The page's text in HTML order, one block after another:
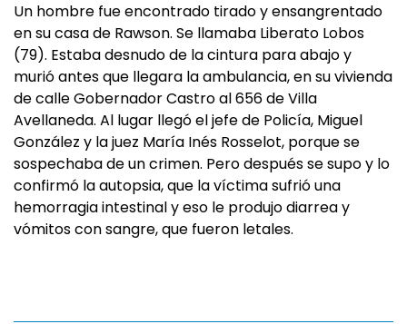
Un hombre fue encontrado tirado y ensangrentado
en su casa de Rawson. Se llamaba Liberato Lobos
(79). Estaba desnudo de la cintura para abajo y
murió antes que llegara la ambulancia, en su vivienda
de calle Gobernador Castro al 656 de Villa
Avellaneda. Al lugar llegó el jefe de Policía, Miguel
González y la juez María Inés Rosselot, porque se
sospechaba de un crimen. Pero después se supo y lo
confirmó la autopsia, que la víctima sufrió una
hemorragia intestinal y eso le produjo diarrea y
vómitos con sangre, que fueron letales.